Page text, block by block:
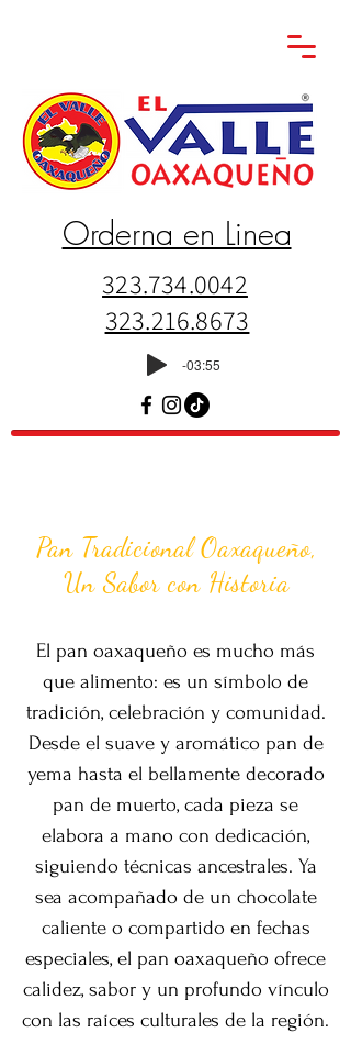
323.216.8673
Orderna en Linea
323.734.0042
-03:55
Pan Tradicional Oaxaqueño,
Un Sabor con Historia
El pan oaxaqueño es mucho más
que alimento: es un símbolo de
tradición, celebración y comunidad.
Desde el suave y aromático pan de
yema hasta el bellamente decorado
pan de muerto, cada pieza se
elabora a mano con dedicación,
siguiendo técnicas ancestrales. Ya
sea acompañado de un chocolate
caliente o compartido en fechas
especiales, el pan oaxaqueño ofrece
calidez, sabor y un profundo vínculo
con las raíces culturales de la región.